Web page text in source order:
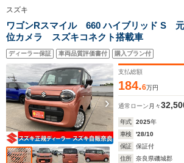
スズキ
ワゴンRスマイル 660 ハイブリッド S
位カメラ スズキコネクト搭載車
ディーラー保証 車両品質評価書付 購入プラン付
支払総額
184.6万円
通常ローン 月々
年式 2025年
車検
'28/10
保証
保証付
住所
奈良県磯城郡